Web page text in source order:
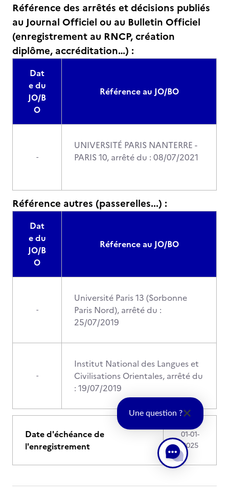
Référence des arrêtés et décisions publiés
au Journal Officiel ou au Bulletin Officiel
(enregistrement au RNCP, création
diplôme, accréditation…) :
Dat
e du
JO/B
O
Référence au JO/BO
-
UNIVERSITÉ PARIS NANTERRE -
PARIS 10, arrêté du : 08/07/2021
Référence autres (passerelles...) :
Dat
e du
JO/B
O
Référence au JO/BO
-
Université Paris 13 (Sorbonne
Paris Nord), arrêté du :
25/07/2019
-
Institut National des Langues et
Civilisations Orientales, arrêté du
: 19/07/2019
Date d'échéance de
l'enregistrement
01-01-
2025
Une question ?